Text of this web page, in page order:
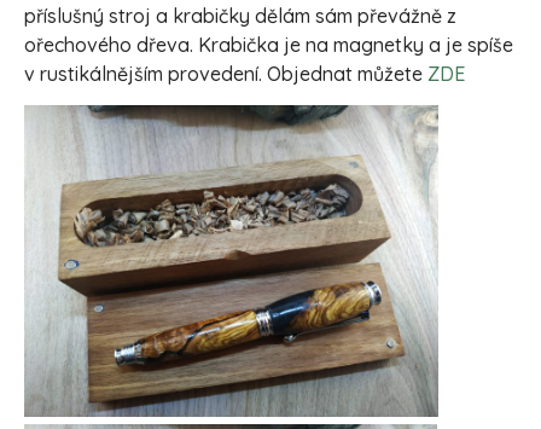
příslušný stroj a krabičky dělám sám převážně z
ořechového dřeva. Krabička je na magnetky a je spíše
v rustikálnějším provedení. Objednat můžete ZDE